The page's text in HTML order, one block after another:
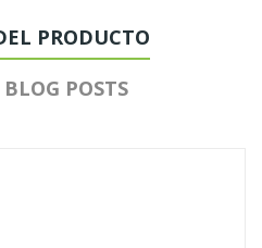
PRODUCTO
POSTS